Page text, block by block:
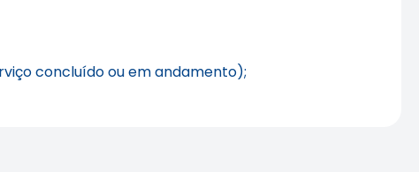
concluído ou em andamento);